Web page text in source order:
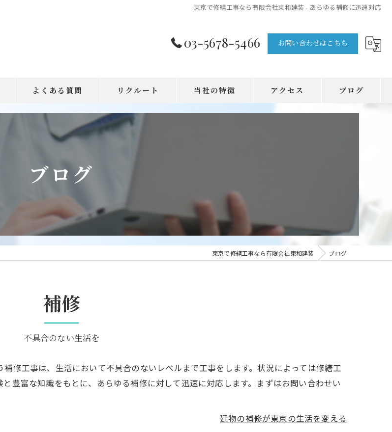
東京で修繕工事なら有限会社東和建装 - あらゆる補修に迅速対応
03-5678-5466 お問い合わせはこちら
よくある質問 リクルート 当社の特徴
補修
アクセス ブログ
ブログ
東京で修繕工事なら有限会社東和建装 ブログ
補修
不具合のない生活を
修工事は、生活において不具合のないレベルまで工事をします。状況によっては修繕工
豊富な知識をもとに、あらゆる補修に対して迅速に対応します。まずはお問い合わせい
建物の補修が東京の生活を変える